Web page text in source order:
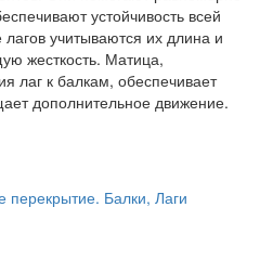
перекрытие. Балки, Лаги